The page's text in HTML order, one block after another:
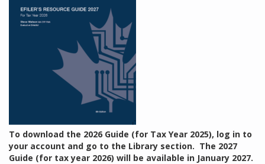
To download the 2026 Guide (for Tax Year 2025), log in to
your account and go to the Library section. The 2027
Guide (for tax year 2026) will be available in January 2027.